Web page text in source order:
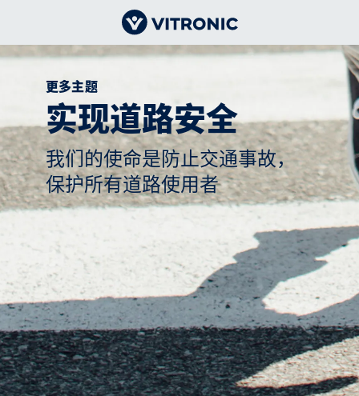
更多主题
实现道路安全
我们的使命是防止交通事故，
保护所有道路使用者